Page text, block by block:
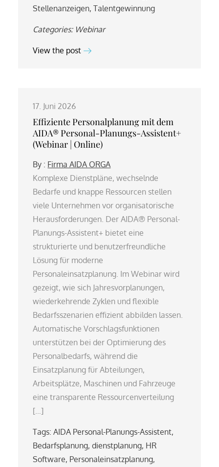
Stellenanzeigen,Talentgewinnung
Categories: Webinar
View the post
17. Juni 2026
Effiziente Personalplanung mit dem
AIDA® Personal-Planungs-Assistent+
(Webinar | Online)
By : Firma AIDA ORGA
Komplexe Dienstpläne, wechselnde
Bedarfe und knappe Ressourcen stellen
viele Unternehmen vor organisatorische
Herausforderungen. Der AIDA® Personal-
Planungs-Assistent+ bietet eine
strukturierte und benutzerfreundliche
Lösung für moderne
Personaleinsatzplanung. Im Webinar wird
gezeigt, wie sich Jahresvorplanungen,
wiederkehrende Zyklen und flexible
Bedarfsszenarien effizient abbilden lassen.
Automatische Vorschlagsfunktionen
unterstützen bei der Optimierung des
Personalbedarfs, während die
Einsatzplanung für Abteilungen,
Arbeitsplätze, Maschinen und Fahrzeuge
eine transparente Ressourcenverteilung
[…]
Tags:AIDA Personal-Planungs-Assistent,
Bedarfsplanung,dienstplanung, HR
Software, Personaleinsatzplanung,